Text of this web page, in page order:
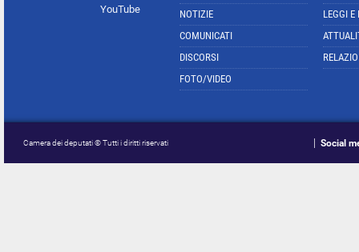
YouTube
NOTIZIE
COMUNICATI
DISCORSI
FOTO/VIDEO
LEGGI E
Camera dei deputati © Tutti i diritti riservati Social